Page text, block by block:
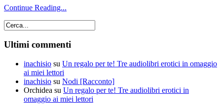
Continue Reading...
Ultimi commenti
inachisio su Un regalo per te! Tre audiolibri erotici in omaggio
ai miei lettori
inachisio su Nodi [Racconto]
Orchidea su Un regalo per te! Tre audiolibri erotici in
omaggio ai miei lettori